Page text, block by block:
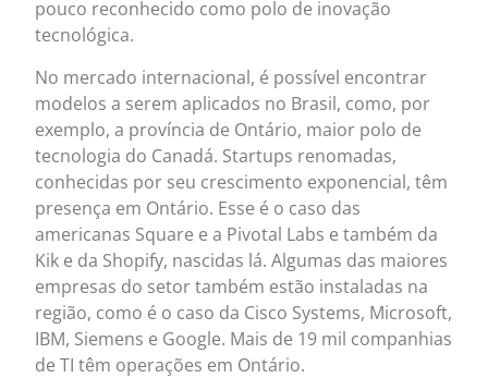
pouco reconhecido como polo de inovação
tecnológica.
No mercado internacional, é possível encontrar
modelos a serem aplicados no Brasil, como, por
exemplo, a província de Ontário, maior polo de
tecnologia do Canadá. Startups renomadas,
conhecidas por seu crescimento exponencial, têm
presença em Ontário. Esse é o caso das
americanas Square e a Pivotal Labs e também da
Kik e da Shopify, nascidas lá. Algumas das maiores
empresas do setor também estão instaladas na
região, como é o caso da Cisco Systems, Microsoft,
IBM, Siemens e Google. Mais de 19 mil companhias
de TI têm operações em Ontário.